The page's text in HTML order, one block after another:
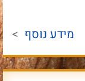
מידע נוסף >